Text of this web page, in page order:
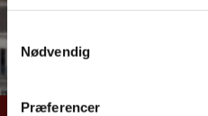
S
t
Nødvendig
Præferencer